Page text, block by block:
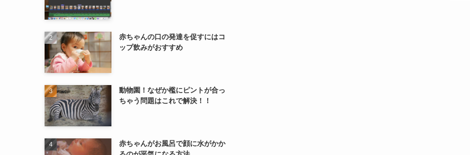
赤ちゃんの口の発達を促すにはコ
ップ飲みがおすすめ
動物園！なぜか檻にピントが合っ
ちゃう問題はこれで解決！！
赤ちゃんがお風呂で顔に水がかか